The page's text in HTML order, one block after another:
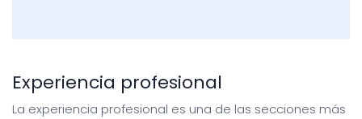
Experiencia profesional
La experiencia profesional es una de las secciones más